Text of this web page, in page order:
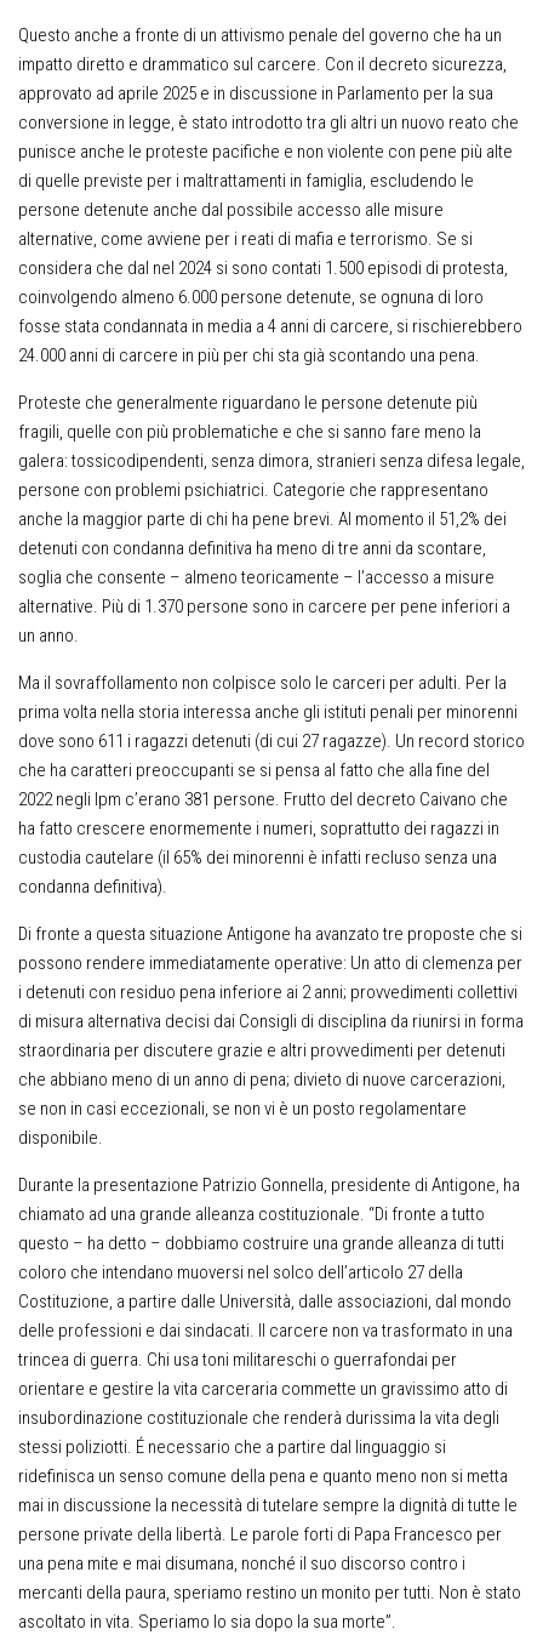
Questo anche a fronte di un attivismo penale del governo che ha un
impatto diretto e drammatico sul carcere. Con il decreto sicurezza,
approvato ad aprile 2025 e in discussione in Parlamento per la sua
conversione in legge, è stato introdotto tra gli altri un nuovo reato che
punisce anche le proteste pacifiche e non violente con pene più alte
di quelle previste per i maltrattamenti in famiglia, escludendo le
persone detenute anche dal possibile accesso alle misure
alternative, come avviene per i reati di mafia e terrorismo. Se si
considera che dal nel 2024 si sono contati 1.500 episodi di protesta,
coinvolgendo almeno 6.000 persone detenute, se ognuna di loro
fosse stata condannata in media a 4 anni di carcere, si rischierebbero
24.000 anni di carcere in più per chi sta già scontando una pena.
Proteste che generalmente riguardano le persone detenute più
fragili, quelle con più problematiche e che si sanno fare meno la
galera: tossicodipendenti, senza dimora, stranieri senza difesa legale,
persone con problemi psichiatrici. Categorie che rappresentano
anche la maggior parte di chi ha pene brevi. Al momento il 51,2% dei
detenuti con condanna definitiva ha meno di tre anni da scontare,
soglia che consente – almeno teoricamente – l’accesso a misure
alternative. Più di 1.370 persone sono in carcere per pene inferiori a
un anno.
Ma il sovraffollamento non colpisce solo le carceri per adulti. Per la
prima volta nella storia interessa anche gli istituti penali per minorenni
dove sono 611 i ragazzi detenuti (di cui 27 ragazze). Un record storico
che ha caratteri preoccupanti se si pensa al fatto che alla fine del
2022 negli Ipm c’erano 381 persone. Frutto del decreto Caivano che
ha fatto crescere enormemente i numeri, soprattutto dei ragazzi in
custodia cautelare (il 65% dei minorenni è infatti recluso senza una
condanna definitiva).
Di fronte a questa situazione Antigone ha avanzato tre proposte che si
possono rendere immediatamente operative: Un atto di clemenza per
i detenuti con residuo pena inferiore ai 2 anni; provvedimenti collettivi
di misura alternativa decisi dai Consigli di disciplina da riunirsi in forma
straordinaria per discutere grazie e altri provvedimenti per detenuti
che abbiano meno di un anno di pena; divieto di nuove carcerazioni,
se non in casi eccezionali, se non vi è un posto regolamentare
disponibile.
Durante la presentazione Patrizio Gonnella, presidente di Antigone, ha
chiamato ad una grande alleanza costituzionale. “Di fronte a tutto
questo – ha detto – dobbiamo costruire una grande alleanza di tutti
coloro che intendano muoversi nel solco dell’articolo 27 della
Costituzione, a partire dalle Università, dalle associazioni, dal mondo
delle professioni e dai sindacati. Il carcere non va trasformato in una
trincea di guerra. Chi usa toni militareschi o guerrafondai per
orientare e gestire la vita carceraria commette un gravissimo atto di
insubordinazione costituzionale che renderà durissima la vita degli
stessi poliziotti. É necessario che a partire dal linguaggio si
ridefinisca un senso comune della pena e quanto meno non si metta
mai in discussione la necessità di tutelare sempre la dignità di tutte le
persone private della libertà. Le parole forti di Papa Francesco per
una pena mite e mai disumana, nonché il suo discorso contro i
mercanti della paura, speriamo restino un monito per tutti. Non è stato
ascoltato in vita. Speriamo lo sia dopo la sua morte”.